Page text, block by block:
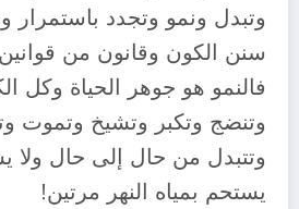
وتبدل ونمو وتجدد
سنن الكون وقانون من قوانين
فالنمو هو جوهر الحياة وكل
وتنضج وتكبر وتشيخ وتموت
وتتبدل من حال إلى حال ولا
يستحم بمياه النهر مرتين!